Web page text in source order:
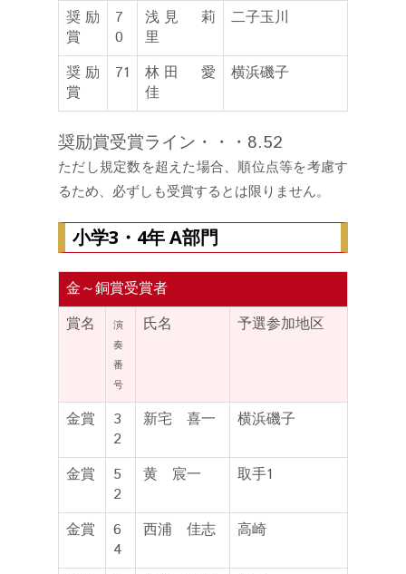
奨励
賞
7
0
浅見 莉
里
二子玉川
奨励
賞
71
林田 愛
佳
横浜磯子
奨励賞受賞ライン・・・8.52
ただし規定数を超えた場合、順位点等を考慮す
るため、必ずしも受賞するとは限りません。
小学3・4年 A部門
金～銅賞受賞者
賞名
演
奏
番
号
氏名 予選参加地区
金賞
3
2
新宅 喜一 横浜磯子
金賞
5
2
黄 宸一 取手1
金賞
6
4
西浦 佳志 高崎